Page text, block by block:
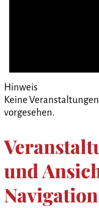
Hinweis
Keine
vorgesehen.
und
Navigation